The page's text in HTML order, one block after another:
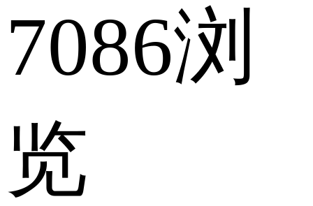
7086浏
览